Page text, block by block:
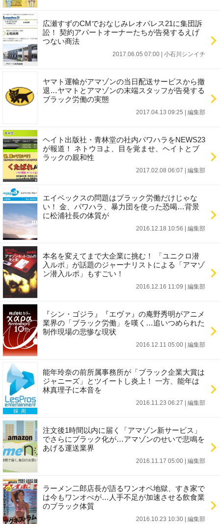
広瀬すずのCMでおなじみレオパレス21に集団訴
訟！ 契約アパートオーナーたちが告発するえげ
つない商法
2017.06.05 07:00 小石川シンイチ
ヤマト運輸がアマゾンの当日配送サービスから撤
退…ヤマトとアマゾンの末端スタッフが告発する
ブラック労働の実態
2017.04.13 09:25 編集部
ヘイト出版社・青林堂の社内パワハラをNEWS23
が報道！ ネトウヨよ、目を覚ませ、ヘイトとブ
ラックの親和性
2017.02.08 06:07 編集部
エイベックスの問題はブラック労働だけじゃな
い！ 金、パワハラ、暴力団を使った恐喝…背景
に松浦社長の体質が
2016.12.18 10:56 編集部
本名を変えてまで大企業に挑む！ 「ユニクロ潜
入ルポ」が話題のジャーナリストによる「アマゾ
ン潜入ルポ」もすごい！
2016.12.16 11:09 編集部
『シン・ゴジラ』『エヴァ』の庵野秀明がアニメ
業界の「ブラック労働」を嘆く…追いつめられた
制作現場の悲惨な現状
2016.12.11 05:00 編集部
能年玲奈の前所属事務所が「ブラック企業大賞は
ジャニーズ」とツイートし炎上！ 一方、能年は
林真理子に本音を
2016.11.23 06:27 編集部
注文後1時間以内に届く「アマゾン新サービス」
でさらにブラック化が…アマゾンのせいで悲鳴を
あげる運送業界
2016.11.17 05:00 編集部
ラーメン二郎店長が語るワンオペ地獄、すき家で
は今もワンオぺが…人手不足が加速させる飲食業
のブラック体質
2016.10.23 10:30 編集部